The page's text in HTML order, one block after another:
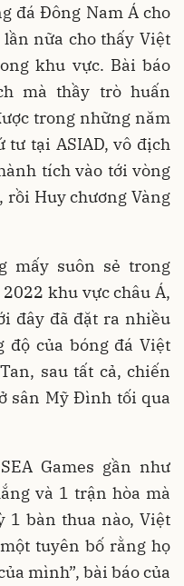
đá Đông Nam Á cho
nữa cho thấy Việt
khu vực. Bài báo
mà thầy trò huấn
trong những năm
tại ASIAD, vô địch
tích vào tới vòng
rồi Huy chương Vàng
mấy suôn sẻ trong
khu vực châu Á,
đây đã đặt ra nhiều
độ của bóng đá Việt
sau tất cả, chiến
sân Mỹ Đình tối qua
Games gần như
và 1 trận hòa mà
1 bàn thua nào, Việt
tuyên bố rằng họ
mình”, bài báo của